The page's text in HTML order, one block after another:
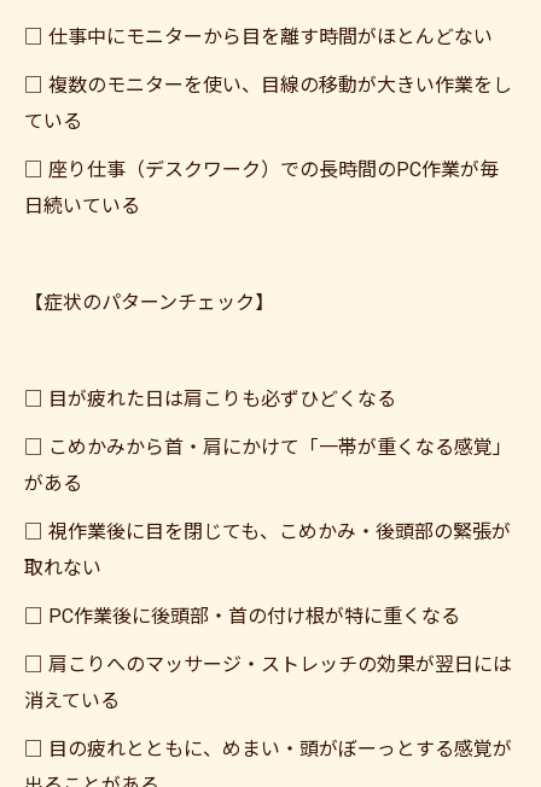
□ 仕事中にモニターから目を離す時間がほとんどない
□ 複数のモニターを使い、目線の移動が大きい作業をし
ている
□ 座り仕事（デスクワーク）での長時間のPC作業が毎
日続いている
【症状のパターンチェック】
□ 目が疲れた日は肩こりも必ずひどくなる
□ こめかみから首・肩にかけて「一帯が重くなる感覚」
がある
□ 視作業後に目を閉じても、こめかみ・後頭部の緊張が
取れない
□ PC作業後に後頭部・首の付け根が特に重くなる
□ 肩こりへのマッサージ・ストレッチの効果が翌日には
消えている
□ 目の疲れとともに、めまい・頭がぼーっとする感覚が